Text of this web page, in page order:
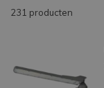
231 producten